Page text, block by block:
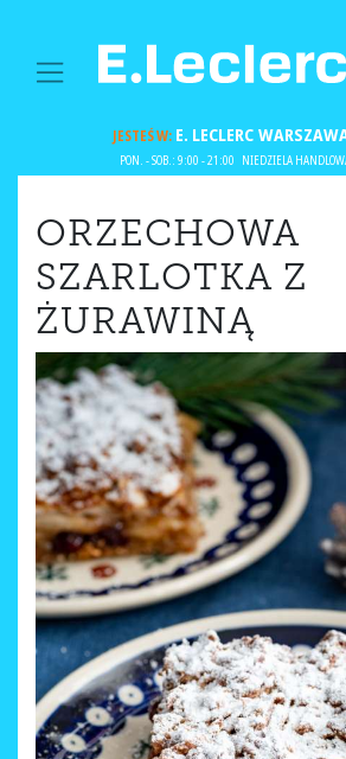
MAIN NAVIGATION
JESTEŚ W:E. LECLERC
PON. - SOB.: 9:00 - 21:00 NIEDZIELA
ORZECHOWA
SZARLOTKA Z
ŻURAWINĄ